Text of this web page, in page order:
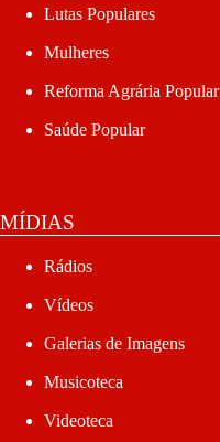
Lutas Populares
Mulheres
Reforma Agrária Popular
Saúde Popular
MÍDIAS
Rádios
Vídeos
Galerias de Imagens
Musicoteca
Videoteca